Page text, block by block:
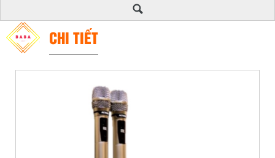
CHI TIẾT